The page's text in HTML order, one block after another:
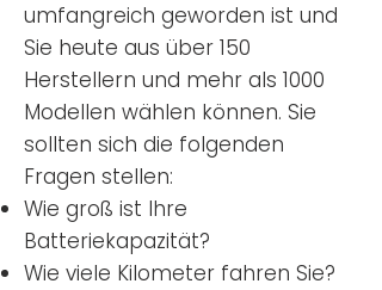
umfangreich geworden ist und
Sie heute aus über 150
Herstellern und mehr als 1000
Modellen wählen können. Sie
sollten sich die folgenden
Fragen stellen:
Wie groß ist Ihre
Batteriekapazität?
Wie viele Kilometer fahren Sie?